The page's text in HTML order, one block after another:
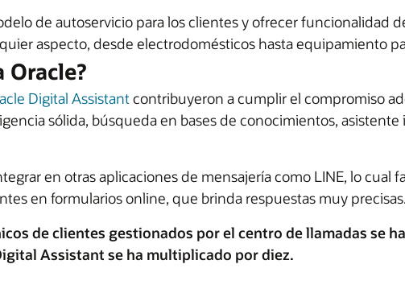
de autoservicio para los clientes y ofrecer funcionalidad
aspecto, desde electrodomésticos hasta equipamiento
Oracle?
Digital Assistantcontribuyeron a cumplir el compromiso
sólida, búsqueda en bases de conocimientos,
en otras aplicaciones de mensajería como LINE, lo cual
en formularios online, que brinda respuestas muy precisas.
de clientes gestionados por el centro de llamadas se
Assistant se ha multiplicado por diez.